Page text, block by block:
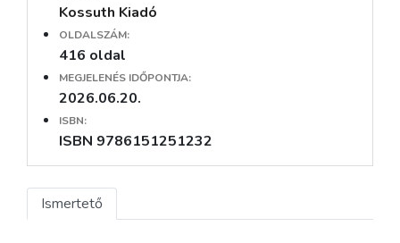
Kossuth Kiadó
OLDALSZÁM:
416 oldal
MEGJELENÉS IDŐPONTJA:
2026.06.20.
ISBN:
ISBN 9786151251232
Ismertető